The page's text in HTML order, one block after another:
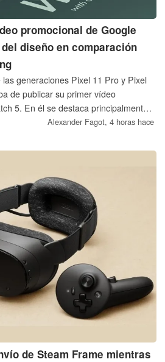
promocional de Google
diseño en comparación
generaciones Pixel 11 Pro y Pixel
de publicar su primer vídeo
5. En él se destaca principalmente
que, según Google, no presentan la
Alexander Fagot, 4 horas hace
de Steam Frame mientras